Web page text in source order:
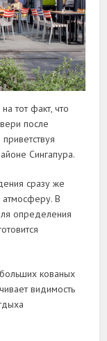
тот факт, что
после
Сингапура.
сразу же
В
определения
кованых
видимость